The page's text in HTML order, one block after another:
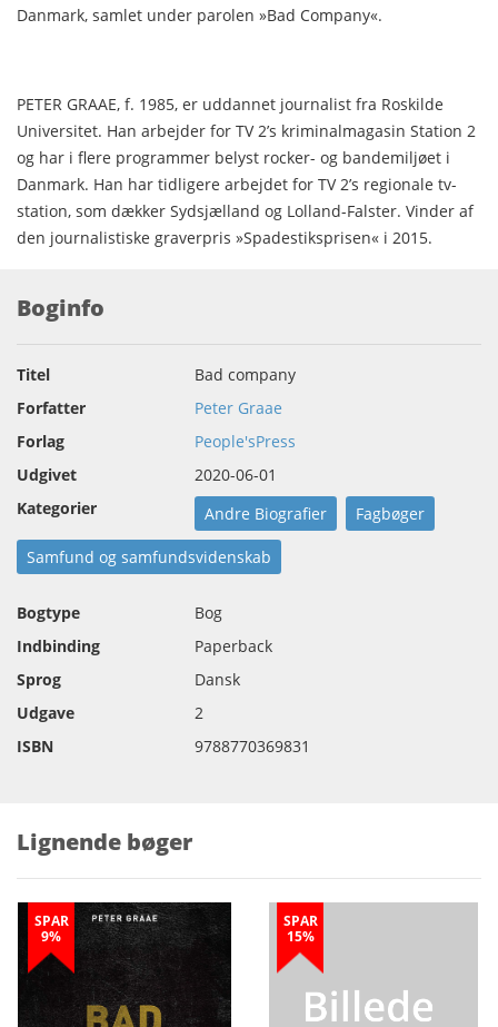
Danmark, samlet under parolen »Bad Company«.
PETER GRAAE, f. 1985, er uddannet journalist fra Roskilde
Universitet. Han arbejder for TV 2’s kriminalmagasin Station 2
og har i flere programmer belyst rocker- og bandemiljøet i
Danmark. Han har tidligere arbejdet for TV 2’s regionale tv-
station, som dækker Sydsjælland og Lolland-Falster. Vinder af
den journalistiske graverpris »Spadestiksprisen« i 2015.
Boginfo
Titel
Bad company
Forfatter
Peter Graae
Forlag
People'sPress
Udgivet
2020-06-01
Kategorier
Andre Biografier Fagbøger
Samfund og samfundsvidenskab
Bogtype
Bog
Indbinding
Paperback
Sprog
Dansk
Udgave
2
ISBN
9788770369831
Lignende bøger
SPAR
9%
SPAR
15%